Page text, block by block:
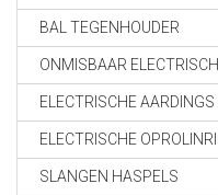
BAL TEGENHOUDER
ONMISBAAR
ELECTRISCHE
ELECTRISCHE
SLANGEN HASPELS